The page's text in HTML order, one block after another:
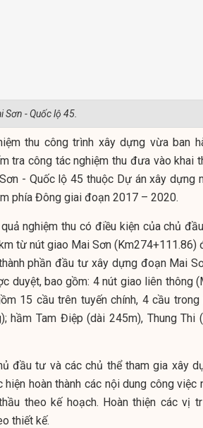
- Quốc lộ 45.
thu công trình xây dựng vừa ban
tra công tác nghiệm thu đưa vào khai
- Quốc lộ 45 thuộc Dự án xây dựng
phía Đông giai đoạn 2017 – 2020.
nghiệm thu có điều kiện của chủ
từ nút giao Mai Sơn (Km274+111.86)
phần đầu tư xây dựng đoạn Mai
duyệt, bao gồm: 4 nút giao liên thông
15 cầu trên tuyến chính, 4 cầu trong
hầm Tam Điệp (dài 245m), Thung Thi
đầu tư và các chủ thể tham gia xây
hoàn thành các nội dung công việc
theo kế hoạch. Hoàn thiện các vị
thiết kế.